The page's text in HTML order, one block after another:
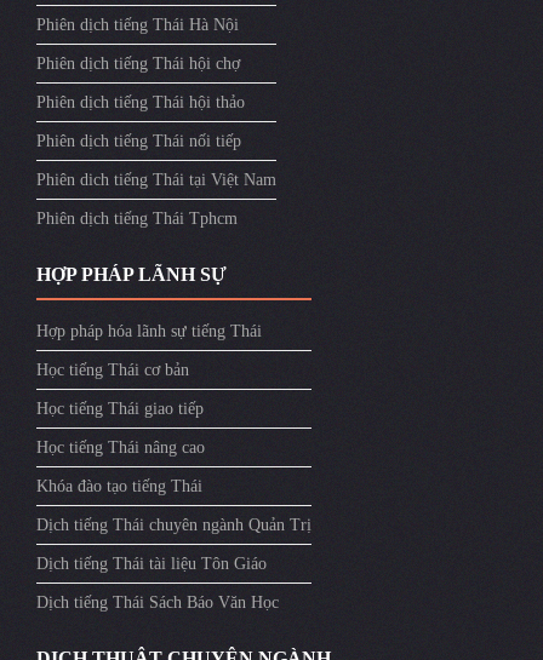
Phiên dịch tiếng Thái Hà Nội
Phiên dịch tiếng Thái hội chợ
Phiên dịch tiếng Thái hội thảo
Phiên dịch tiếng Thái nối tiếp
Phiên dich tiếng Thái tại Việt Nam
Phiên dịch tiếng Thái Tphcm
HỢP PHÁP LÃNH SỰ
Hợp pháp hóa lãnh sự tiếng Thái
Học tiếng Thái cơ bản
Học tiếng Thái giao tiếp
Học tiếng Thái nâng cao
Khóa đào tạo tiếng Thái
Dịch tiếng Thái chuyên ngành Quản Trị
Dịch tiếng Thái tài liệu Tôn Giáo
Dịch tiếng Thái Sách Báo Văn Học